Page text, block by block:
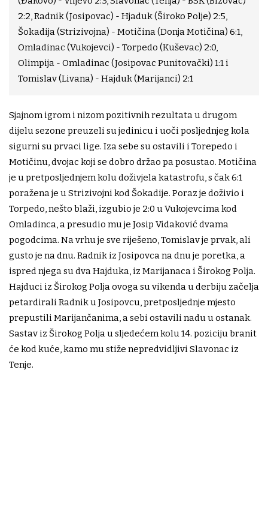
2:2, Radnik (Josipovac) - Hjaduk (Široko Polje) 2:5,
Šokadija (Strizivojna) - Motičina (Donja Motičina) 6:1,
Omladinac (Vukojevci) - Torpedo (Kuševac) 2:0,
Olimpija - Omladinac (Josipovac Punitovački) 1:1 i
Tomislav (Livana) - Hajduk (Marijanci) 2:1
Sjajnom igrom i nizom pozitivnih rezultata u drugom
dijelu sezone preuzeli su jedinicu i uoči posljednjeg kola
sigurni su prvaci lige. Iza sebe su ostavili i Torepedo i
Motičinu, dvojac koji se dobro držao pa posustao. Motičina
je u pretposljednjem kolu doživjela katastrofu, s čak 6:1
poražena je u Strizivojni kod Šokadije. Poraz je doživio i
Torpedo, nešto blaži, izgubio je 2:0 u Vukojevcima kod
Omladinca, a presudio mu je Josip Vidaković dvama
pogodcima. Na vrhu je sve riješeno, Tomislav je prvak, ali
gusto je na dnu. Radnik iz Josipovca na dnu je poretka, a
ispred njega su dva Hajduka, iz Marijanaca i Širokog Polja.
Hajduci iz Širokog Polja ovoga su vikenda u derbiju začelja
petardirali Radnik u Josipovcu, pretposljednje mjesto
prepustili Marijančanima, a sebi ostavili nadu u ostanak.
Sastav iz Širokog Polja u sljedećem kolu 14. poziciju branit
će kod kuće, kamo mu stiže nepredvidljivi Slavonac iz
Tenje.